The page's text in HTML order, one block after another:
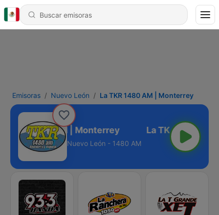
Emisoras Nuevo León La TKR 1480 AM | Monterrey
TKR 1480 AM | Monterrey
Nuevo León - 1480 AM